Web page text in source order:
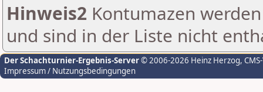
Hinweis2 Kontumazen
und sind in der Liste nicht
Der Schachturnier-Ergebnis-Server© 2006-2026 Heinz Herzog,
Impressum / Nutzungsbedingungen